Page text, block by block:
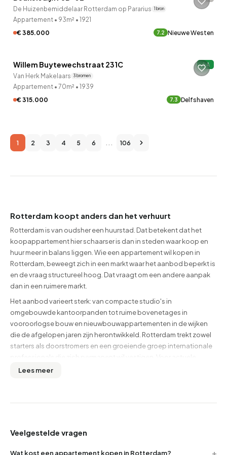
De Huizenbemiddelaar Rotterdam op Pararius 1 bron
Appartement • 93m² • 1921
€ 385.000
7.2 Nieuwe Westen
Willem Buytewechstraat 231C A
Van Herk Makelaars 3 bronnen
Appartement • 70m² • 1939
€ 315.000
7.3 Delfshaven
1 2 3 4 5 6 ... 106
Rotterdam koopt anders dan het verhuurt
Rotterdam is van oudsher een huurstad. Dat betekent dat het
koopappartement hier schaarser is dan in steden waar koop en
huur meer in balans liggen. Wie een appartement wil kopen in
Rotterdam, beweegt zich in een markt waar het aanbod beperkt is
en de vraag structureel hoog. Dat vraagt om een andere aanpak
dan in een ruimere markt.
Het aanbod varieert sterk: van compacte studio's in
omgebouwde kantoorpanden tot ruime bovenetages in
vooroorlogse bouw en nieuwbouwappartementen in de wijken
die de afgelopen jaren zijn herontwikkeld. Rotterdam trekt zowel
starters als doorstromers en een groeiende groep internationale
professionals die zich permanent wil vestigen. Voor actuele
aantallen en prijzen: zie het overzicht bovenaan deze pagina.
beeld van hoe bewoners de stad waarderen.
andere woningtypen minder spelen. Dit zijn de zaken waar je echt
Lees meer
Veelgestelde vragen
Wat kost een appartement kopen in Rotterdam?